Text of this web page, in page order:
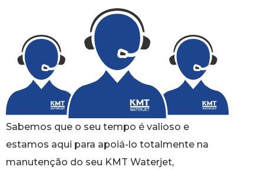
Sabemos que o seu tempo é valioso e
estamos aqui para apoiá-lo totalmente na
manutenção do seu KMT Waterjet,